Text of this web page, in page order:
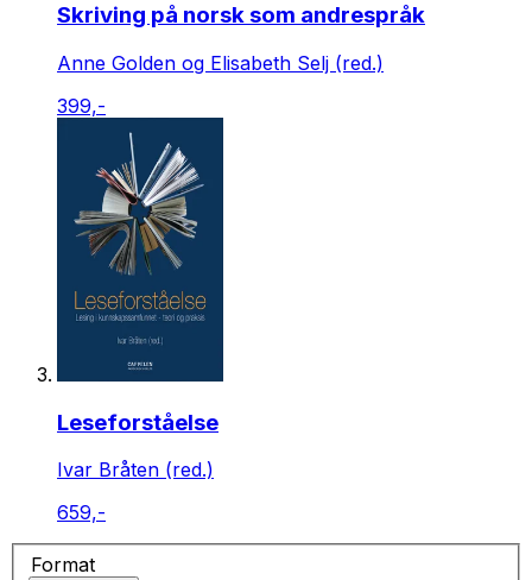
Skriving på norsk som andrespråk
Anne Golden og Elisabeth Selj (red.)
399,-
Leseforståelse
Ivar Bråten (red.)
659,-
Format